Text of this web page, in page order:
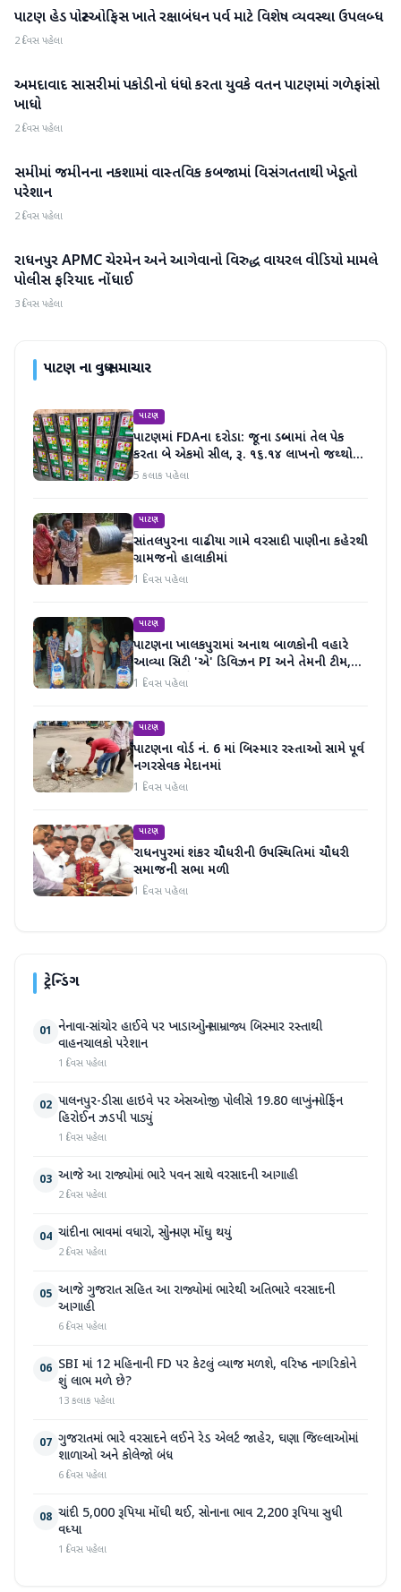
પાટણ
પાટણ હેડ પોસ્ટઓફિસ ખાતે રક્ષાબંધન પર્વ માટે વિશેષ વ્યવસ્થા ઉપલબ્ધ
2 દિવસ પહેલા
પાટણ
અમદાવાદ સાસરીમાં પકોડીનો ધંધો કરતા યુવકે વતન પાટણમાં ગળેફાંસો
ખાધો
2 દિવસ પહેલા
પાટણ
સમીમાં જમીનના નકશામાં વાસ્તવિક કબજામાં વિસંગતતાથી ખેડૂતો
પરેશાન
2 દિવસ પહેલા
પાટણ
રાધનપુર APMC ચેરમેન અને આગેવાનો વિરુદ્ધ વાયરલ વીડિયો મામલે
પોલીસ ફરિયાદ નોંધાઈ
3 દિવસ પહેલા
પાટણના વધુ સમાચાર
પાટણ
પાટણમાં FDAના દરોડા: જૂના ડબ્બામાં તેલ પેક
કરતા બે એકમો સીલ, રૂ. ૧૬.૧૪ લાખનો જથ્થો
જપ્ત
5 કલાક પહેલા
પાટણ
સાંતલપુરના વાઢીયા ગામે વરસાદી પાણીના કહેરથી
ગ્રામજનો હાલાકીમાં
1 દિવસ પહેલા
પાટણ
પાટણના ખાલકપુરામાં અનાથ બાળકોની વહારે
આવ્યા સિટી 'એ' ડિવિઝન PI અને તેમની ટીમ,
માનવતા મહેકી
1 દિવસ પહેલા
પાટણ
પાટણના વોર્ડ નં. 6 માં બિસ્માર રસ્તાઓ સામે પૂર્વ
નગરસેવક મેદાનમાં
1 દિવસ પહેલા
પાટણ
રાધનપુરમાં શંકર ચૌધરીની ઉપસ્થિતિમાં ચૌધરી
સમાજની સભા મળી
1 દિવસ પહેલા
ટ્રેન્ડિંગ
01 નેનાવા-સાંચોર હાઈવે પર ખાડાઓનું સામ્રાજ્ય બિસ્માર રસ્તાથી
વાહનચાલકો પરેશાન
1 દિવસ પહેલા
02 પાલનપુર-ડીસા હાઇવે પર એસઓજી પોલીસે 19.80 લાખનું મોર્ફિન
હિરોઈન ઝડપી પાડ્યું
1 દિવસ પહેલા
03 આજે આ રાજ્યોમાં ભારે પવન સાથે વરસાદની આગાહી
2 દિવસ પહેલા
04 ચાંદીના ભાવમાં વધારો, સોનું પણ મોંઘુ થયું
2 દિવસ પહેલા
05 આજે ગુજરાત સહિત આ રાજ્યોમાં ભારેથી અતિભારે વરસાદની
આગાહી
6 દિવસ પહેલા
06 SBI માં 12 મહિનાની FD પર કેટલું વ્યાજ મળશે, વરિષ્ઠ નાગરિકોને
શું લાભ મળે છે?
13 કલાક પહેલા
07 ગુજરાતમાં ભારે વરસાદને લઈને રેડ એલર્ટ જાહેર, ઘણા જિલ્લાઓમાં
શાળાઓ અને કોલેજો બંધ
6 દિવસ પહેલા
08 ચાંદી 5,000 રૂપિયા મોંઘી થઈ, સોનાના ભાવ 2,200 રૂપિયા સુધી
વધ્યા
1 દિવસ પહેલા